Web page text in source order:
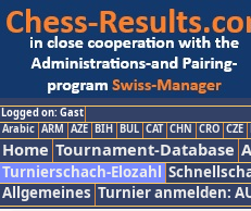
Logged on: Gast
Arabic ARM AZE BIH BUL CAT CHN CRO CZE
Home Tournament-Database
Turnierschach-Elozahl
Allgemeines Turnier anmelden: